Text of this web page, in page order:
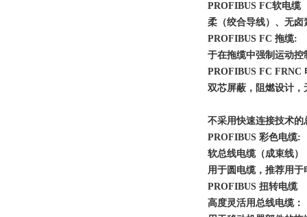
PROFIBUS FC软电缆
柔（绞合导线）、无
PROFIBUS FC 拖缆:
于在拖缆中强制运动
PROFIBUS FC FRNC
双芯屏蔽，阻燃设计
不采用快速连接技术
PROFIBUS 彩色电缆:
软总线电缆（成束线）
用于圆电缆，推荐用于
PROFIBUS 扭转电缆
高度灵活用总线电缆：